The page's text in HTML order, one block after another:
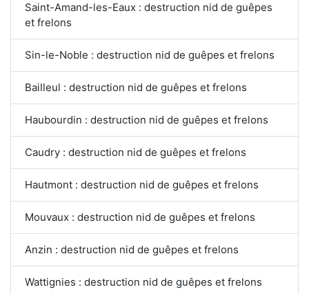
Saint-Amand-les-Eaux : destruction nid de guêpes
et frelons
Sin-le-Noble : destruction nid de guêpes et frelons
Bailleul : destruction nid de guêpes et frelons
Haubourdin : destruction nid de guêpes et frelons
Caudry : destruction nid de guêpes et frelons
Hautmont : destruction nid de guêpes et frelons
Mouvaux : destruction nid de guêpes et frelons
Anzin : destruction nid de guêpes et frelons
Wattignies : destruction nid de guêpes et frelons